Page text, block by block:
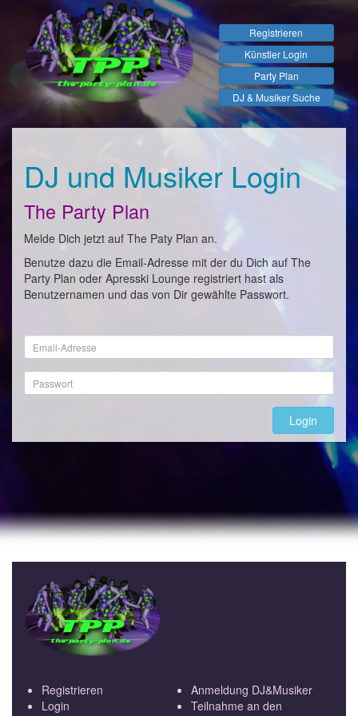
Registrieren
Künstler Login
Party Plan
DJ & Musiker Suche
DJ und Musiker Login
The Party Plan
Melde Dich jetzt auf The Paty Plan an.
Benutze dazu die Email-Adresse mit der du Dich auf The
Party Plan oder Apresski Lounge registriert hast als
Benutzernamen und das von Dir gewählte Passwort.
Email-
Adresse
Passwort
Login
Registrieren
Login
Anmeldung DJ&Musiker
Teilnahme an den